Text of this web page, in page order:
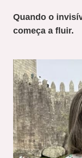
Quando o
começa a fluir.